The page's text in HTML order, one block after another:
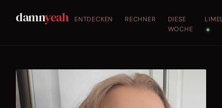
damnyeah ENTDECKEN RECHNER
DIESE
WOCHE
●